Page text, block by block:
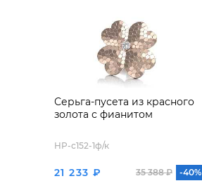
Серьга-пусета из красного
золота с фианитом
HP-с152-1ф/к
21 233 ₽ 35 388 ₽ -40%